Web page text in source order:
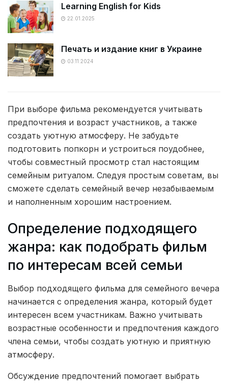
Learning English for Kids
22.01.2025
Печать и издание книг в Украине
03.11.2024
При выборе фильма рекомендуется учитывать
предпочтения и возраст участников, а также
создать уютную атмосферу. Не забудьте
подготовить попкорн и устроиться поудобнее,
чтобы совместный просмотр стал настоящим
семейным ритуалом. Следуя простым советам, вы
сможете сделать семейный вечер незабываемым
и наполненным хорошим настроением.
Определение подходящего
жанра: как подобрать фильм
по интересам всей семьи
Выбор подходящего фильма для семейного вечера
начинается с определения жанра, который будет
интересен всем участникам. Важно учитывать
возрастные особенности и предпочтения каждого
члена семьи, чтобы создать уютную и приятную
атмосферу.
Обсуждение предпочтений помогает выбрать